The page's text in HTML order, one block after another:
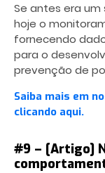
Se antes era um
hoje o
fornecendo
para o
prevenção de
Saiba mais em
clicando aqui.
#9 – [Artigo]